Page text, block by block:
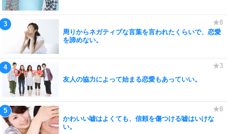
周りからネガティブな言葉を言われたくらいで、恋愛
を諦めない。
友人の協力によって始まる恋愛もあっていい。
かわいい嘘はよくても、信頼を傷つける嘘はいけな
い。